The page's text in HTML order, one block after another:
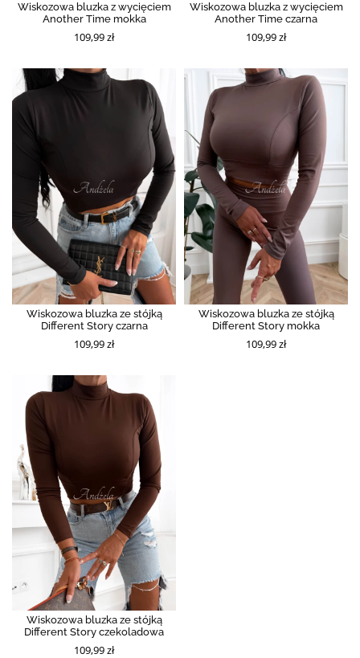
Wiskozowa bluzka z wycięciem
Another Time mokka
109,99 zł
Wiskozowa bluzka z wycięciem
Another Time czarna
109,99 zł
Wiskozowa bluzka ze stójką
Different Story czarna
109,99 zł
Wiskozowa bluzka ze stójką
Different Story mokka
109,99 zł
Wiskozowa bluzka ze stójką
Different Story czekoladowa
109,99 zł